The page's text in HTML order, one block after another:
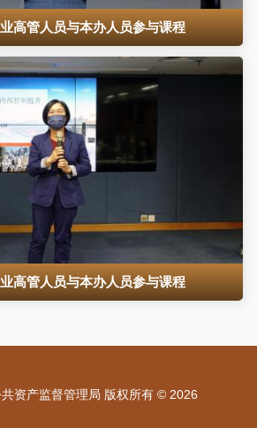
高管人员与本办人员参与课程
高管人员与本办人员参与课程
资产监督管理局 版权所有 © 2026